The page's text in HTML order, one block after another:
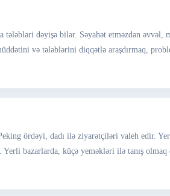
tələbləri dəyişə bilər. Səyahət etməzdən
və tələblərini diqqətlə araşdırmaq,
ördəyi, dadı ilə ziyarətçiləri valeh edir.
bazarlarda, küçə yeməkləri ilə tanış